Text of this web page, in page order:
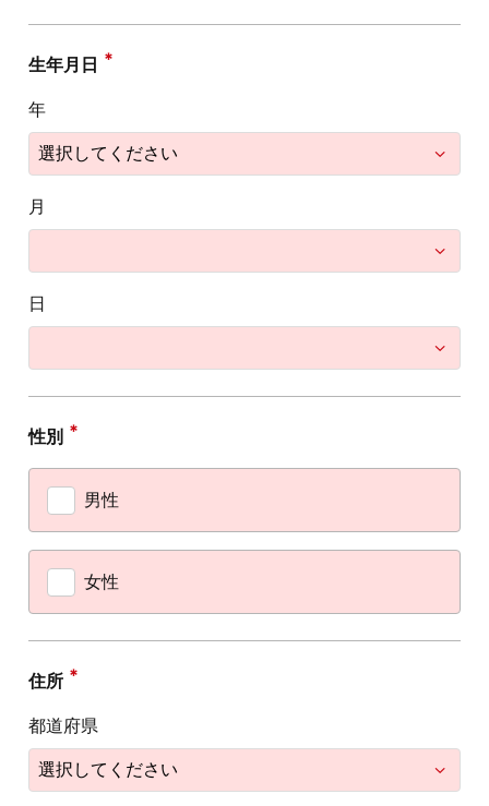
生年月日
年
月
日
性別
男性
女性
住所
都道府県